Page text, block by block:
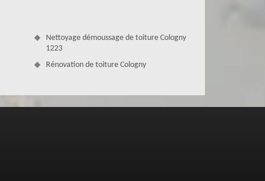
Nettoyage démoussage de toiture Cologny
1223
Rénovation de toiture Cologny